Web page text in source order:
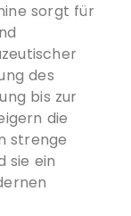
sorgt für
des
bis zur
die
strenge
sie ein